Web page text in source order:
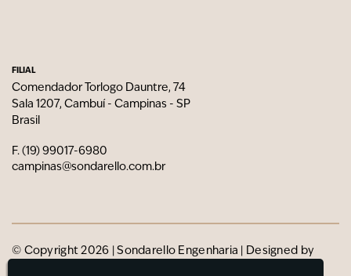
FILIAL
Comendador Torlogo Dauntre, 74
Sala 1207, Cambuí - Campinas - SP
Brasil
F. (19) 99017-6980
campinas@sondarello.com.br
© Copyright 2026 | Sondarello Engenharia | Designed by